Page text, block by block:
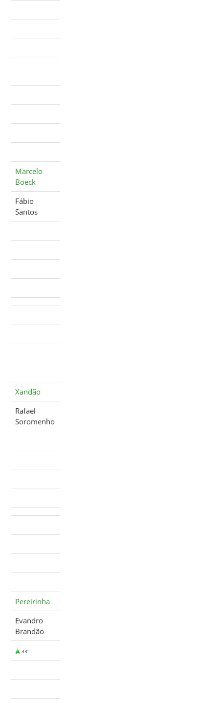
Marcelo
Boeck
Fábio
Santos
Xandão
Rafael
Soromenho
Pereirinha
Evandro
Brandão
33'